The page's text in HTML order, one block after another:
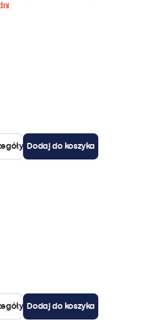
Dodaj do koszyka
Dodaj do koszyka